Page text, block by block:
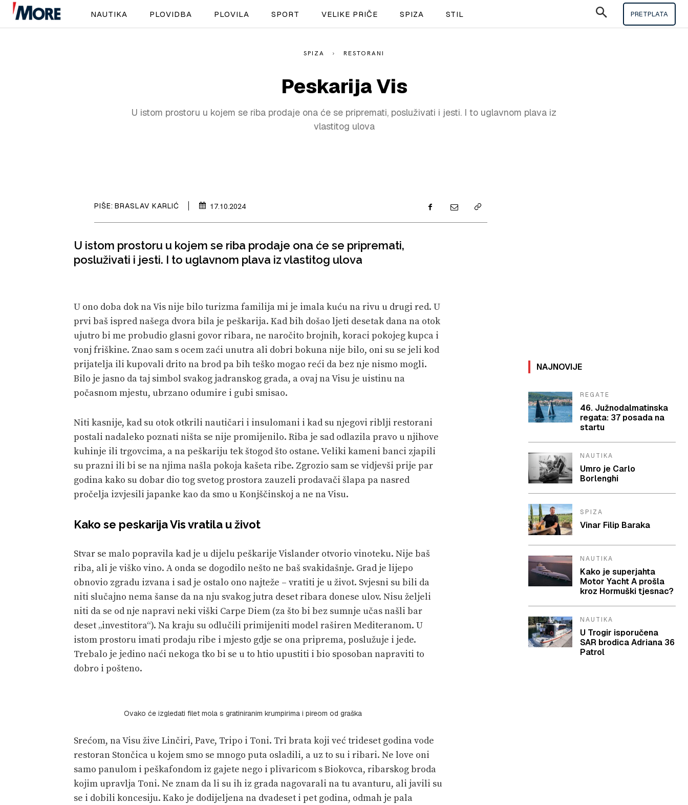
SPORT
PLOVILA
SHOP
NAUTIKA PLOVIDBA PLOVILA SPORT VELIKE PRIČE SPIZA STIL PRETPLATA
SPIZA RESTORANI
Peskarija Vis
U istom prostoru u kojem se riba prodaje ona će se pripremati, posluživati i jesti. I to uglavnom plava iz
vlastitog ulova
PIŠE: BRASLAV KARLIĆ 17.10.2024
U istom prostoru u kojem se riba prodaje ona će se pripremati,
posluživati i jesti. I to uglavnom plava iz vlastitog ulova
U ono doba dok na Vis nije bilo turizma familija mi je imala kuću na rivu u drugi red. U
prvi baš ispred našega dvora bila je peškarija. Kad bih došao ljeti desetak dana na otok
ujutro bi me probudio glasni govor ribara, ne naročito brojnih, koraci pokojeg kupca i
vonj friškine. Znao sam s ocem zaći unutra ali dobri bokuna nije bilo, oni su se jeli kod
prijatelja ili kupovali drito na brod pa bih teško mogao reći da bez nje nismo mogli.
Bilo je jasno da taj simbol svakog jadranskog grada, a ovaj na Visu je uistinu na
počasnom mjestu, ubrzano odumire i gubi smisao.
Niti kasnije, kad su otok otkrili nautičari i insulomani i kad su njegovi riblji restorani
postali nadaleko poznati ništa se nije promijenilo. Riba je sad odlazila pravo u njihove
kuhinje ili trgovcima, a na peškariju tek štogod što ostane. Veliki kameni banci zjapili
su prazni ili bi se na njima našla pokoja kašeta ribe. Zgrozio sam se vidjevši prije par
godina kako su dobar dio tog svetog prostora zauzeli prodavači šlapa pa nasred
pročelja izvjesili japanke kao da smo u Konjščinskoj a ne na Visu.
Kako se peskarija Vis vratila u život
Stvar se malo popravila kad je u dijelu peškarije Vislander otvorio vinoteku. Nije baš
riba, ali je viško vino. A onda se dogodilo nešto ne baš svakidašnje. Grad je lijepo
obnovio zgradu izvana i sad je ostalo ono najteže – vratiti je u život. Svjesni su bili da
niti slučajno nema šanse da na nju svakog jutra deset ribara donese ulov. Nisu željeli
niti da se od nje napravi neki viški Carpe Diem (za što bi bez sumnje učas našli bar
deset „investitora“). Na kraju su odlučili primijeniti model raširen Mediteranom. U
istom prostoru imati prodaju ribe i mjesto gdje se ona priprema, poslužuje i jede.
Trebalo je jedino naći nekoga tko bi se u to htio upustiti i bio sposoban napraviti to
dobro i pošteno.
Ovako će izgledati filet mola s gratiniranim krumpirima i pireom od graška
Srećom, na Visu žive Linčiri, Pave, Tripo i Toni. Tri brata koji već trideset godina vode
restoran Stončica u kojem smo se mnogo puta osladili, a uz to su i ribari. Ne love oni
samo panulom i peškafondom iz gajete nego i plivaricom s Biokovca, ribarskog broda
kojim upravlja Toni. Ne znam da li su ih iz grada nagovarali na tu avanturu, ali javili su
se i dobili koncesiju. Kako je dodijeljena na dvadeset i pet godina, odmah je pala
NAJNOVIJE
REGATE
46. Južnodalmatinska
regata: 37 posada na
startu
NAUTIKA
Umro je Carlo
Borlenghi
SPIZA
Vinar Filip Baraka
NAUTIKA
Kako je superjahta
Motor Yacht A prošla
kroz Hormuški tjesnac?
NAUTIKA
U Trogir isporučena
SAR brodica Adriana 36
Patrol